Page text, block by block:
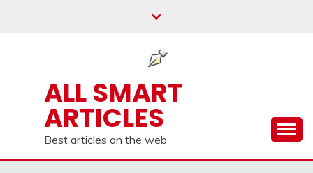
ALL SMART
ARTICLES
Best articles on the web